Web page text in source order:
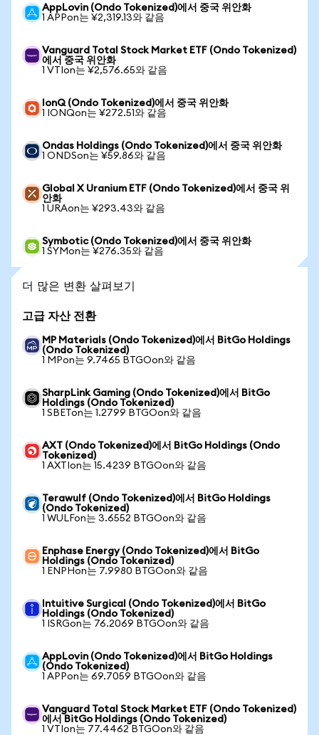
AppLovin (Ondo Tokenized)에서 중국 위안화
1 APPon는 ¥2,319.13와 같음
Vanguard Total Stock Market ETF (Ondo Tokenized)
에서 중국 위안화
1 VTIon는 ¥2,576.65와 같음
IonQ (Ondo Tokenized)에서 중국 위안화
1 IONQon는 ¥272.51와 같음
Ondas Holdings (Ondo Tokenized)에서 중국 위안화
1 ONDSon는 ¥59.86와 같음
Global X Uranium ETF (Ondo Tokenized)에서 중국 위
안화
1 URAon는 ¥293.43와 같음
Symbotic (Ondo Tokenized)에서 중국 위안화
1 SYMon는 ¥276.35와 같음
더 많은 변환 살펴보기
고급 자산 전환
MP Materials (Ondo Tokenized)에서 BitGo Holdings
(Ondo Tokenized)
1 MPon는 9.7465 BTGOon와 같음
SharpLink Gaming (Ondo Tokenized)에서 BitGo
Holdings (Ondo Tokenized)
1 SBETon는 1.2799 BTGOon와 같음
AXT (Ondo Tokenized)에서 BitGo Holdings (Ondo
Tokenized)
1 AXTIon는 15.4239 BTGOon와 같음
Terawulf (Ondo Tokenized)에서 BitGo Holdings
(Ondo Tokenized)
1 WULFon는 3.6552 BTGOon와 같음
Enphase Energy (Ondo Tokenized)에서 BitGo
Holdings (Ondo Tokenized)
1 ENPHon는 7.9980 BTGOon와 같음
Intuitive Surgical (Ondo Tokenized)에서 BitGo
Holdings (Ondo Tokenized)
1 ISRGon는 76.2069 BTGOon와 같음
AppLovin (Ondo Tokenized)에서 BitGo Holdings
(Ondo Tokenized)
1 APPon는 69.7059 BTGOon와 같음
Vanguard Total Stock Market ETF (Ondo Tokenized)
에서 BitGo Holdings (Ondo Tokenized)
1 VTIon는 77.4462 BTGOon와 같음